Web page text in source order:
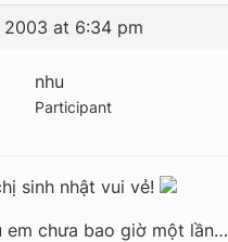
2003 at 6:34 pm
nhu
Participant
sinh nhật vui vẻ!
em chưa bao giờ một lần…